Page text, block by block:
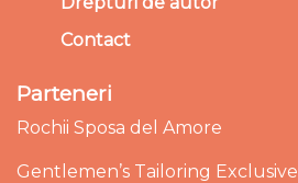
Contact
Parteneri
Rochii Sposa del Amore
Gentlemen’s Tailoring Exclusive